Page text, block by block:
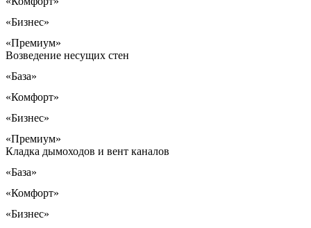
«Бизнес»
«Премиум»
Возведение несущих стен
«База»
«Комфорт»
«Бизнес»
«Премиум»
Кладка дымоходов и вент каналов
«База»
«Комфорт»
«Бизнес»